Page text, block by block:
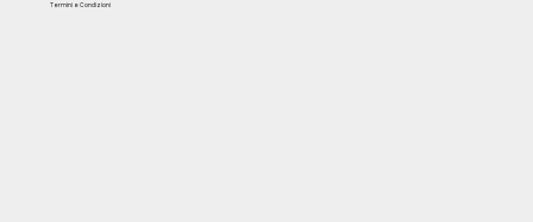
Termini e Condizioni